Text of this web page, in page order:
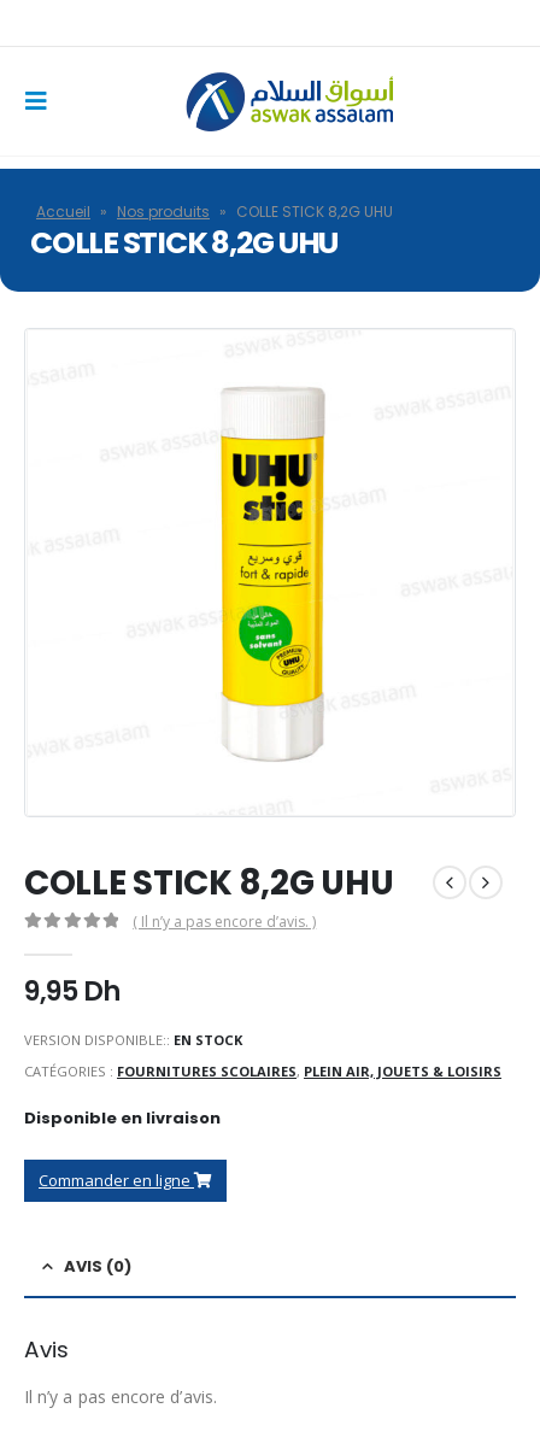
Accueil » Nos produits » COLLE STICK 8,2G UHU
COLLE STICK 8,2G UHU
COLLE STICK 8,2G UHU
( Il n’y a pas encore d’avis. )
9,95Dh
VERSION DISPONIBLE:: EN STOCK
CATÉGORIES : FOURNITURES SCOLAIRES, PLEIN AIR, JOUETS & LOISIRS
Disponible en livraison
Commander en ligne
AVIS (0)
Avis
Il n’y a pas encore d’avis.